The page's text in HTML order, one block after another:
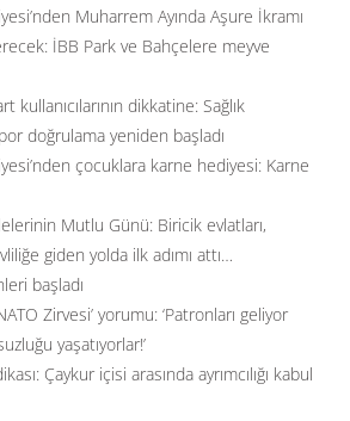
Muharrem Ayında Aşure İkramı
İBB Park ve Bahçelere meyve
kullanıcılarının dikkatine: Sağlık
doğrulama yeniden başladı
çocuklara karne hediyesi: Karne
Mutlu Günü: Biricik evlatları,
giden yolda ilk adımı attı…
başladı
Zirvesi’ yorumu: ‘Patronları geliyor
yaşatıyorlar!’
Çaykur içisi arasında ayrımcılığı kabul